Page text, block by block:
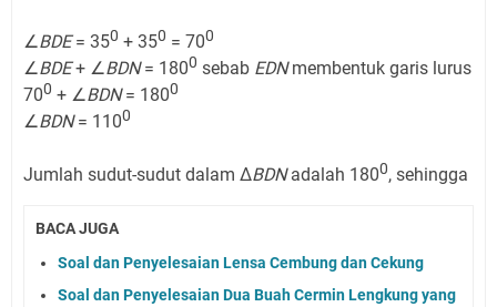
∠BDE= 350 + 350 = 700
∠BDE+ ∠BDN= 1800 sebab EDNmembentuk garis lurus
700 + ∠BDN= 1800
∠BDN= 1100
Jumlah sudut-sudut dalam ΔBDNadalah 1800, sehingga
BACA JUGA
Soal dan Penyelesaian Lensa Cembung dan Cekung
Soal dan Penyelesaian Dua Buah Cermin Lengkung yang